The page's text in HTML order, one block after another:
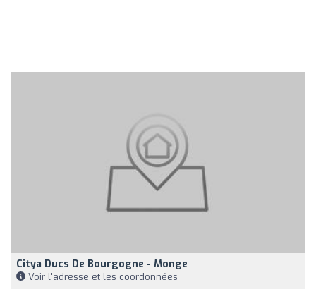
Citya Ducs De Bourgogne - Monge
Voir l'adresse et les coordonnées